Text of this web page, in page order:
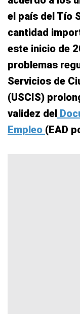
el país del Tío
cantidad
este inicio de
problemas
Servicios de
(USCIS)
validez del
Empleo (EAD